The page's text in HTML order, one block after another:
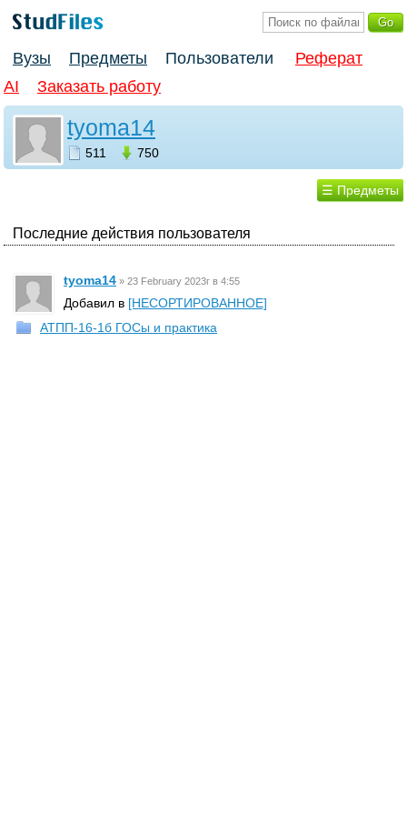
Вузы Предметы Пользователи
Реферат
AI
Заказать работу
tyoma14
511 750
☰ Предметы
Последние действия пользователя
tyoma14 » 23 February 2023г в 4:55
Добавил в [НЕСОРТИРОВАННОЕ]
АТПП-16-1б ГОСы и практика